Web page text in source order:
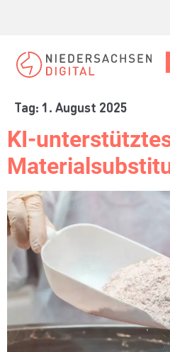
Tag: 1. August 2025
KI-